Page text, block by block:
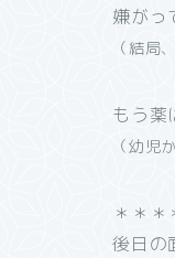
嫌がっ
（結局
もう薬
（幼児
＊＊
後日の